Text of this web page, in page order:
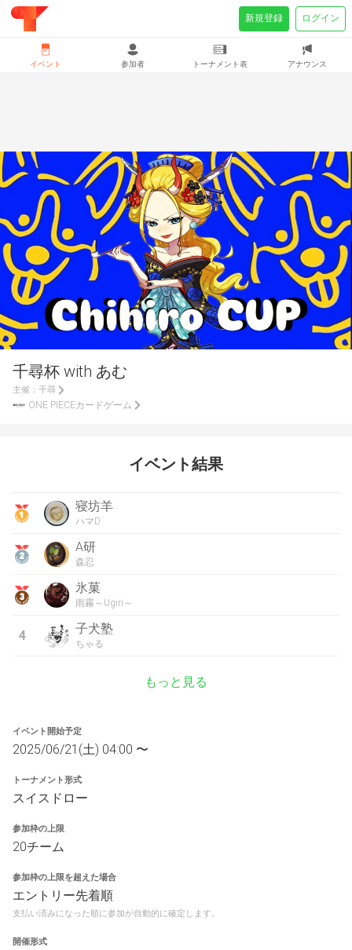
千尋杯 with あむ
主催： 千尋
ONE PIECEカードゲーム
イベント結果
寝坊羊
ハマD
A研
森忍
氷菓
雨霧～Ugiri～
4 子犬塾
ちゃる
もっと見る
イベント開始予定
2025/06/21(土) 04:00 〜
トーナメント形式
スイスドロー
参加枠の上限
20チーム
参加枠の上限を超えた場合
エントリー先着順
支払い済みになった順に参加が自動的に確定します。
開催形式
イベント 参加者 トーナメント表 アナウンス
新規登録 ログイン